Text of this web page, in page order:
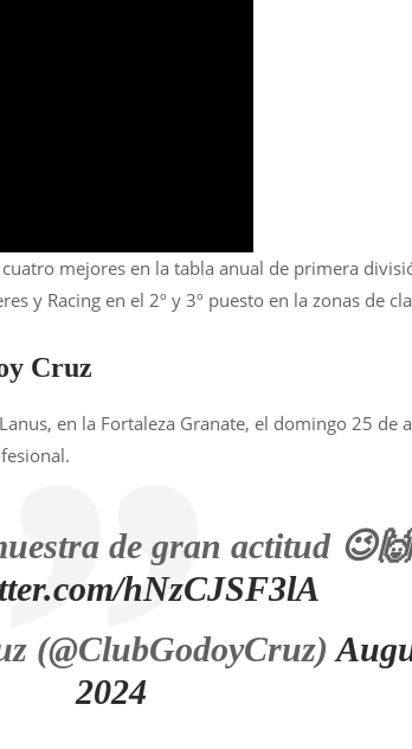
mejores en la tabla anual de primera
y Racing en el 2º y 3º puesto en la zonas de
Cruz
en la Fortaleza Granate, el domingo 25 de
de gran actitud 😉🙌
hNzCJSF3lA
(@ClubGodoyCruz)
2024